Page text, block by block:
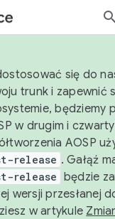
się do
trunk i zapewnić
będziemy
w drugim i
AOSP
release . Gałąź
release będzie
wersji przesłanej
w artykule